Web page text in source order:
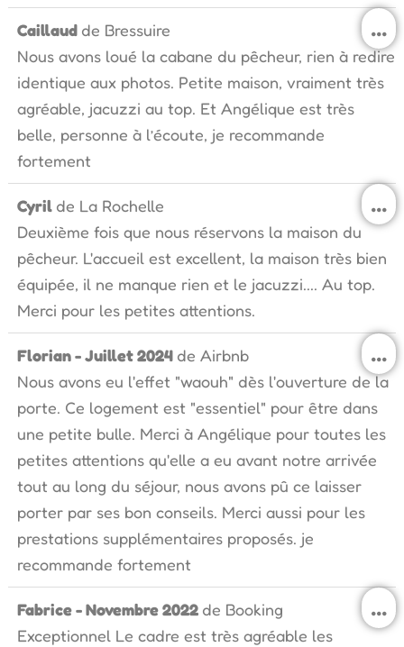
Caillaud de Bressuire
Nous avons loué la cabane du pêcheur, rien à redire
identique aux photos. Petite maison, vraiment très
agréable, jacuzzi au top. Et Angélique est très
belle, personne à l’écoute, je recommande
fortement
...
Cyril de La Rochelle
Deuxième fois que nous réservons la maison du
pêcheur. L'accueil est excellent, la maison très bien
équipée, il ne manque rien et le jacuzzi.... Au top.
Merci pour les petites attentions.
...
Florian - Juillet 2024 de Airbnb
Nous avons eu l'effet "waouh" dès l'ouverture de la
porte. Ce logement est "essentiel" pour être dans
une petite bulle. Merci à Angélique pour toutes les
petites attentions qu'elle a eu avant notre arrivée
tout au long du séjour, nous avons pû ce laisser
porter par ses bon conseils. Merci aussi pour les
prestations supplémentaires proposés. je
recommande fortement
...
Fabrice - Novembre 2022 de Booking
Exceptionnel Le cadre est très agréable les
...